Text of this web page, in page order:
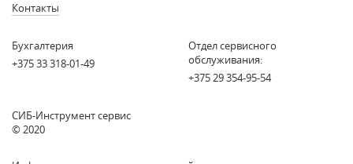
Контакты
Бухгалтерия
+375 33 318-01-49
Отдел сервисного
обслуживания:
+375 29 354-95-54
СИБ-Инструмент сервис
© 2020